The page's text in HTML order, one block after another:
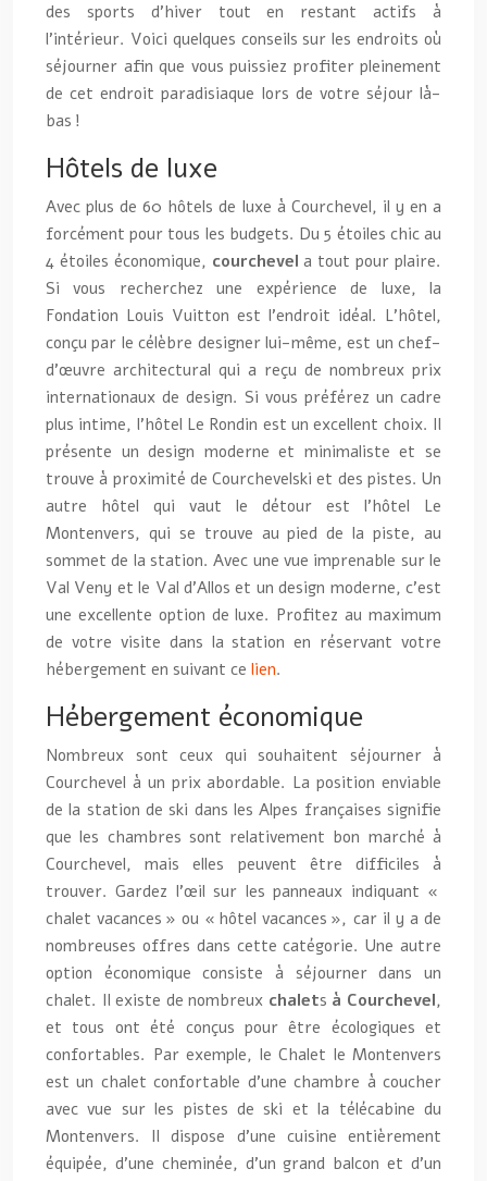
des sports d’hiver tout en restant actifs à
l’intérieur. Voici quelques conseils sur les endroits où
séjourner afin que vous puissiez profiter pleinement
de cet endroit paradisiaque lors de votre séjour là-
bas !
Hôtels de luxe
Avec plus de 60 hôtels de luxe à Courchevel, il y en a
forcément pour tous les budgets. Du 5 étoiles chic au
4 étoiles économique, courchevel a tout pour plaire.
Si vous recherchez une expérience de luxe, la
Fondation Louis Vuitton est l’endroit idéal. L’hôtel,
conçu par le célèbre designer lui-même, est un chef-
d’œuvre architectural qui a reçu de nombreux prix
internationaux de design. Si vous préférez un cadre
plus intime, l’hôtel Le Rondin est un excellent choix. Il
présente un design moderne et minimaliste et se
trouve à proximité de Courchevelski et des pistes. Un
autre hôtel qui vaut le détour est l’hôtel Le
Montenvers, qui se trouve au pied de la piste, au
sommet de la station. Avec une vue imprenable sur le
Val Veny et le Val d’Allos et un design moderne, c’est
une excellente option de luxe. Profitez au maximum
de votre visite dans la station en réservant votre
hébergement en suivant ce lien.
Hébergement économique
Nombreux sont ceux qui souhaitent séjourner à
Courchevel à un prix abordable. La position enviable
de la station de ski dans les Alpes françaises signifie
que les chambres sont relativement bon marché à
Courchevel, mais elles peuvent être difficiles à
trouver. Gardez l’œil sur les panneaux indiquant «
chalet vacances » ou « hôtel vacances », car il y a de
nombreuses offres dans cette catégorie. Une autre
option économique consiste à séjourner dans un
chalet. Il existe de nombreux chalets à Courchevel,
et tous ont été conçus pour être écologiques et
confortables. Par exemple, le Chalet le Montenvers
est un chalet confortable d’une chambre à coucher
avec vue sur les pistes de ski et la télécabine du
Montenvers. Il dispose d’une cuisine entièrement
équipée, d’une cheminée, d’un grand balcon et d’un